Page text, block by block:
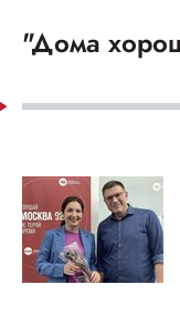
"Дома